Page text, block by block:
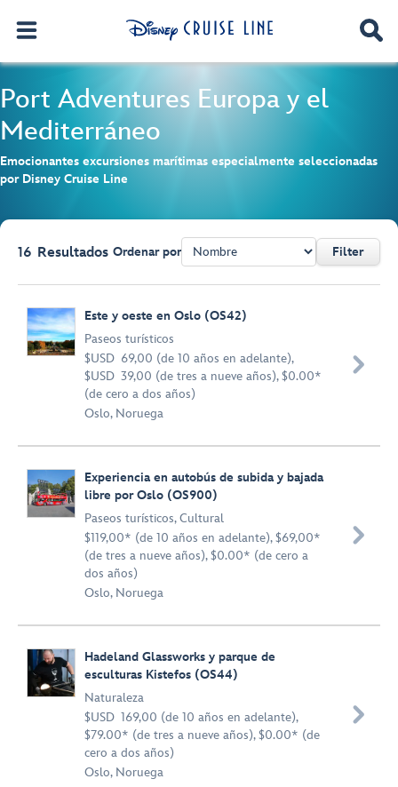
Port Adventures Europa y el
Mediterráneo
Emocionantes excursiones marítimas especialmente seleccionadas
por Disney Cruise Line
16 Resultados Ordenar por Filter
Este y oeste en Oslo (OS42)
Paseos turísticos
$USD 69,00 (de 10 años en adelante),
$USD 39,00 (de tres a nueve años), $0.00*
(de cero a dos años)
Oslo, Noruega

Experiencia en autobús de subida y bajada
libre por Oslo (OS900)
Paseos turísticos,Cultural
$119,00* (de 10 años en adelante), $69,00*
(de tres a nueve años), $0.00* (de cero a
dos años)
Oslo, Noruega

Hadeland Glassworks y parque de
esculturas Kistefos (OS44)
Naturaleza
$USD 169,00 (de 10 años en adelante),
$79.00* (de tres a nueve años), $0.00* (de
cero a dos años)
Oslo, Noruega
